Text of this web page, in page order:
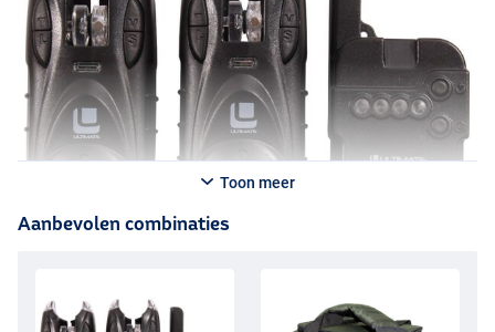
Toon meer
Aanbevolen combinaties